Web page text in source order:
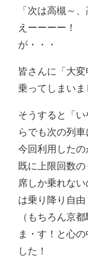
「次は高槻～、
えーーーー！
が・・・
皆さんに「大
乗ってしまいま
そうすると「
らでも次の列車
今回利用したの
既に上限回数
席しか乗れな
は乗り降り自由
（もちろん京
ま・す！と心
した！